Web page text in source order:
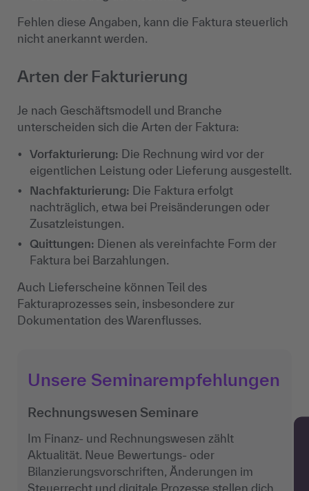
Fehlen diese Angaben, kann die Faktura steuerlich
nicht anerkannt werden.
Arten der Fakturierung
Je nach Geschäftsmodell und Branche
unterscheiden sich die Arten der Faktura:
Vorfakturierung: Die Rechnung wird vor der
eigentlichen Leistung oder Lieferung ausgestellt.
Nachfakturierung: Die Faktura erfolgt
nachträglich, etwa bei Preisänderungen oder
Zusatzleistungen.
Quittungen: Dienen als vereinfachte Form der
Faktura bei Barzahlungen.
Auch Lieferscheine können Teil des
Fakturaprozesses sein, insbesondere zur
Dokumentation des Warenflusses.
Unsere Seminarempfehlungen
Rechnungswesen Seminare
Im Finanz- und Rechnungswesen zählt
Aktualität. Neue Bewertungs- oder
Bilanzierungsvorschriften, Änderungen im
Steuerrecht und digitale Prozesse stellen dich